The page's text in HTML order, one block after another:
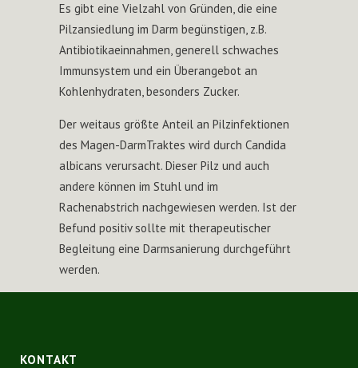
Es gibt eine Vielzahl von Gründen, die eine
Pilzansiedlung im Darm begünstigen, z.B.
Antibiotikaeinnahmen, generell schwaches
Immunsystem und ein Überangebot an
Kohlenhydraten, besonders Zucker.
Der weitaus größte Anteil an Pilzinfektionen
des Magen-DarmTraktes wird durch Candida
albicans verursacht. Dieser Pilz und auch
andere können im Stuhl und im
Rachenabstrich nachgewiesen werden. Ist der
Befund positiv sollte mit therapeutischer
Begleitung eine Darmsanierung durchgeführt
werden.
KONTAKT